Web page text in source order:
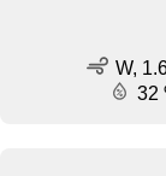
W,
32